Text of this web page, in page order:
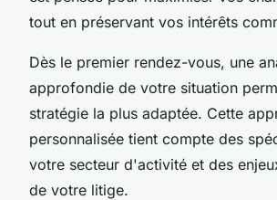
tout en préservant vos intérêts
Dès le premier rendez-vous, une
approfondie de votre situation
stratégie la plus adaptée. Cette
personnalisée tient compte des
votre secteur d'activité et des
de votre litige.